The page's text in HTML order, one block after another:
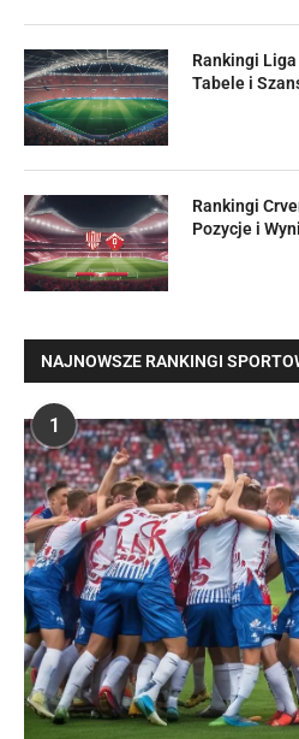
Rankingi
Tabele i
Rankingi
Pozycje i
NAJNOWSZE RANKINGI
1